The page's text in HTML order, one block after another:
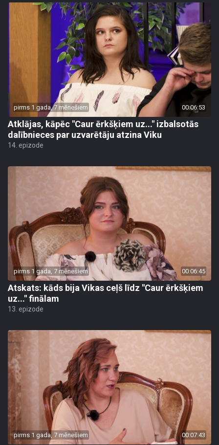
pirms 1 gada, 7 mēnešiem 00:06:53
Atklājas, kāpēc "Caur ērkšķiem uz..." izbalsotās
dalībnieces par uzvarētāju atzina Viku
14. epizode
pirms 1 gada, 7 mēnešiem 00:06:45
Atskats: kāds bija Vikas ceļš līdz "Caur ērkšķiem
uz..." finālam
13. epizode
pirms 1 gada, 7 mēnešiem 00:07:43